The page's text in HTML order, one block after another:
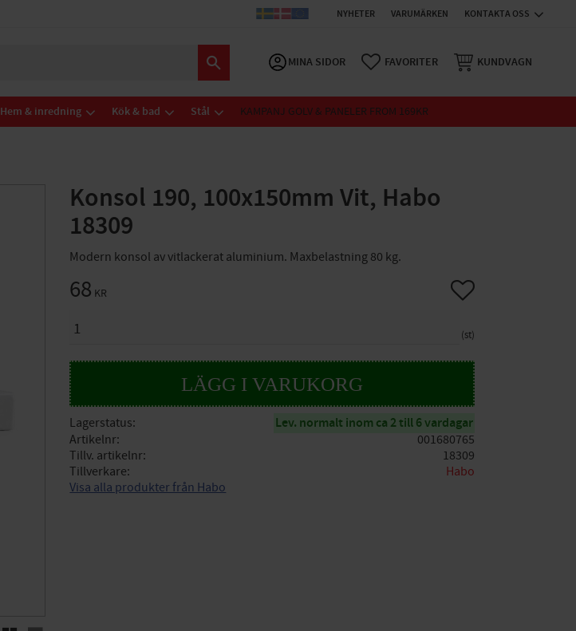
NYHETER VARUMÄRKEN KONTAKTA OSS
MINA SIDOR FAVORITER KUNDVAGN
Hem & inredning Kök & bad Stål KAMPANJ GOLV & PANELER FROM 169KR
Konsol 190, 100x150mm Vit, Habo
18309
Modern konsol av vitlackerat aluminium. Maxbelastning 80 kg.
68 KR
st
Lägg till i favoriter
Lagerstatus Lev. normalt inom ca 2 till 6 vardagar
Artikelnr
001680765
Tillv. artikelnr
18309
Tillverkare
Habo
Visa alla produkter från Habo